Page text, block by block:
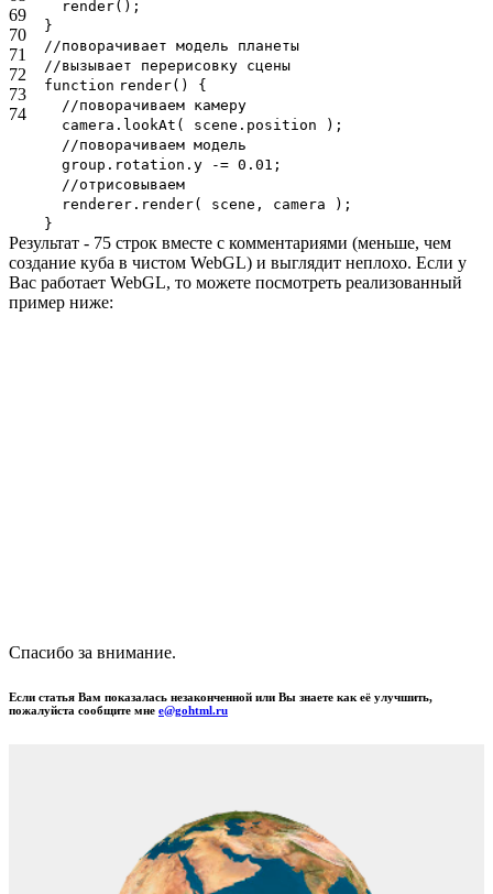
69
70
71
72
73
74
render();
}
//поворачивает модель планеты
//вызывает перерисовку сцены
function render() {
//поворачиваем камеру
camera.lookAt( scene.position );
//поворачиваем модель
group.rotation.y -= 0.01;
//отрисовываем
renderer.render( scene, camera );
}
Результат - 75 строк вместе с комментариями (меньше, чем
создание куба в чистом WebGL) и выглядит неплохо. Если у
Вас работает WebGL, то можете посмотреть реализованный
пример ниже:
Спасибо за внимание.
Если статья Вам показалась незаконченной или Вы знаете как её улучшить,
пожалуйста сообщите мне e@gohtml.ru